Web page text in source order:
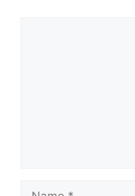
Name